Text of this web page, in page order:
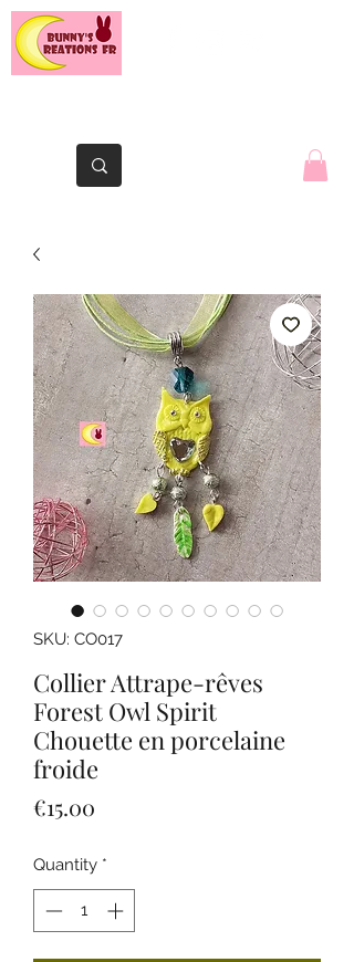
SKU: CO017
Collier Attrape-rêves
Forest Owl Spirit
Chouette en porcelaine
froide
€15.00
Quantity *